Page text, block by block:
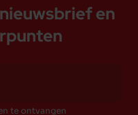
en
te ontvangen